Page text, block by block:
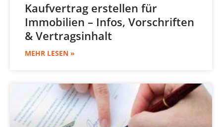
Kaufvertrag erstellen für
Immobilien – Infos, Vorschriften
& Vertragsinhalt
MEHR LESEN »